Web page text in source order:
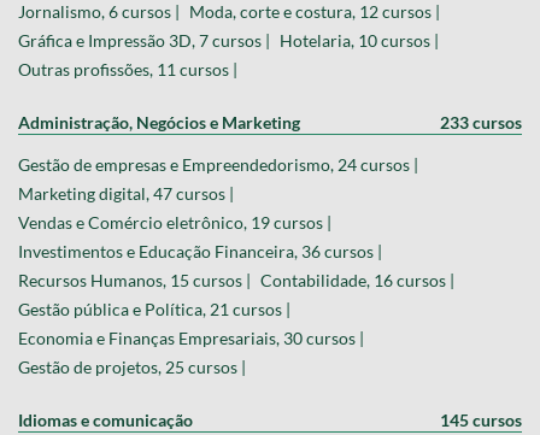
Jornalismo, 6 cursos | Moda, corte e costura, 12 cursos |
Gráfica e Impressão 3D, 7 cursos | Hotelaria, 10 cursos |
Outras profissões, 11 cursos |
Administração, Negócios e Marketing 233 cursos
Gestão de empresas e Empreendedorismo, 24 cursos |
Marketing digital, 47 cursos |
Vendas e Comércio eletrônico, 19 cursos |
Investimentos e Educação Financeira, 36 cursos |
Recursos Humanos, 15 cursos | Contabilidade, 16 cursos |
Gestão pública e Política, 21 cursos |
Economia e Finanças Empresariais, 30 cursos |
Gestão de projetos, 25 cursos |
Idiomas e comunicação 145 cursos